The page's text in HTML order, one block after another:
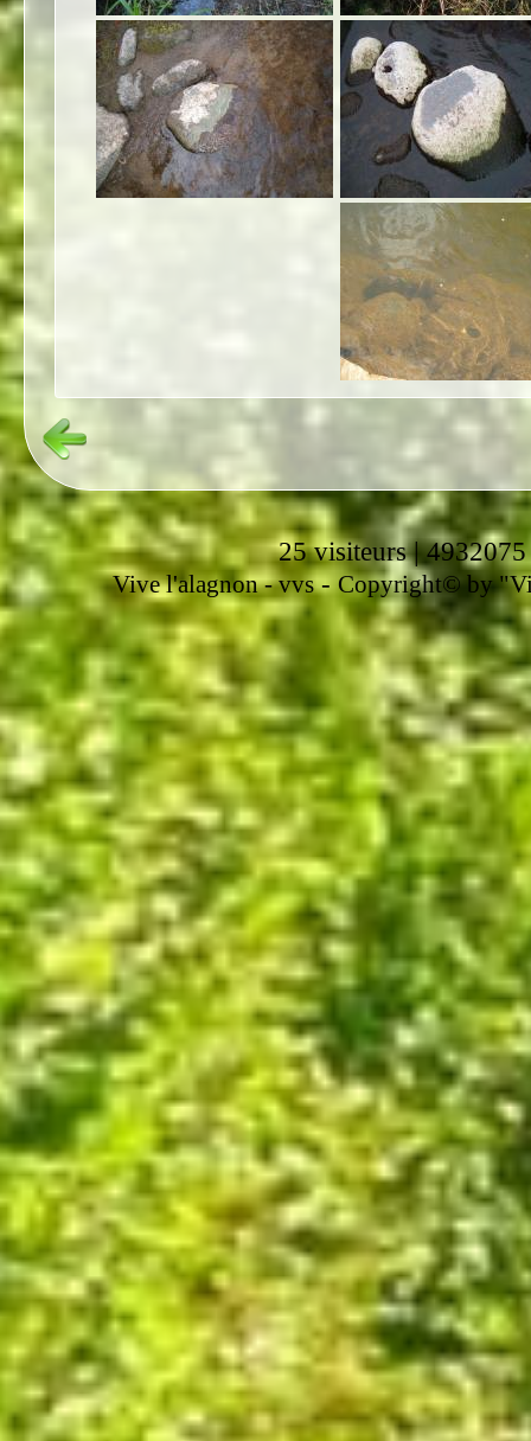
25 visiteurs | 4932075
Vive l'alagnon -vvs- Copyright© by